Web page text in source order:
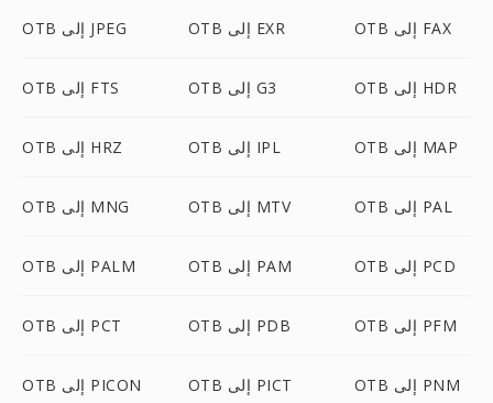
OTB إلى JPEG OTB إلى EXR OTB إلى FAX
OTB إلى FTS OTB إلى G3 OTB إلى HDR
OTB إلى HRZ OTB إلى IPL OTB إلى MAP
OTB إلى MNG OTB إلى MTV OTB إلى PAL
OTB إلى PALM OTB إلى PAM OTB إلى PCD
OTB إلى PCT OTB إلى PDB OTB إلى PFM
OTB إلى PICON OTB إلى PICT OTB إلى PNM